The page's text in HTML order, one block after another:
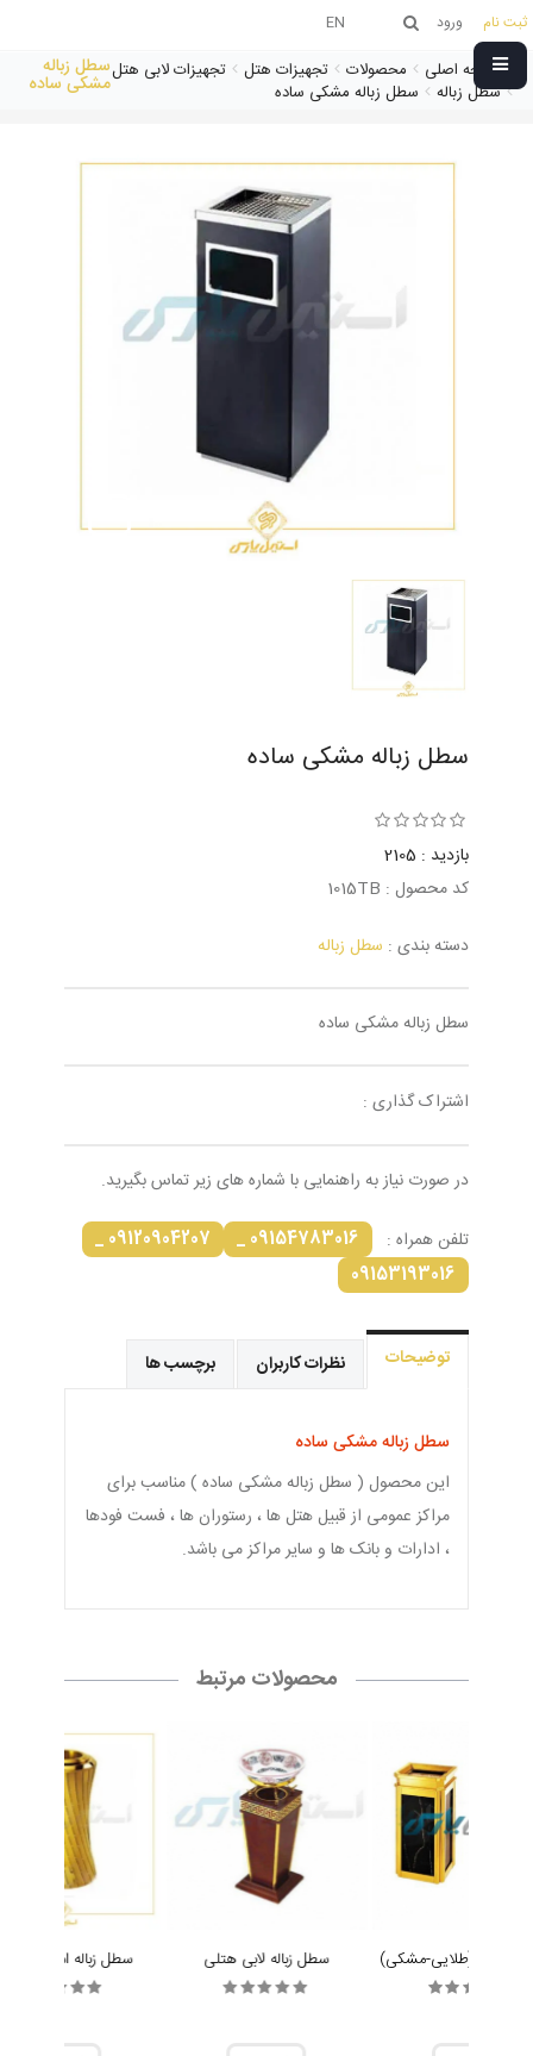
ثبت نام ورود EN
صفحه اصلی محصولات تجهیزات هتل
تجهیزات لابی هتل
سطل زباله
سطل زباله مشکی ساده
سطل زباله
مشکی ساده
سطل زباله مشکی ساده
بازدید : 2105
کد محصول : 1015TB
دسته بندی : سطل زباله
سطل زباله مشکی ساده
اشتراک گذاری :
در صورت نیاز به راهنمایی با شماره های زیر تماس بگیرید.
تلفن همراه : 09154783016 _
09120904207 _
09153193016
توضیحات نظرات کاربران برچسب ها
سطل زباله مشکی ساده
این محصول ( سطل زباله مشکی ساده ) مناسب برای
مراکز عمومی از قبیل هتل ها ، رستوران ها ، فست فودها
، ادارات و بانک ها و سایر مراکز می باشد.
محصولات مرتبط
لابی (طلایی-مشکی) سطل زباله لابی هتلی سطل زباله استیل